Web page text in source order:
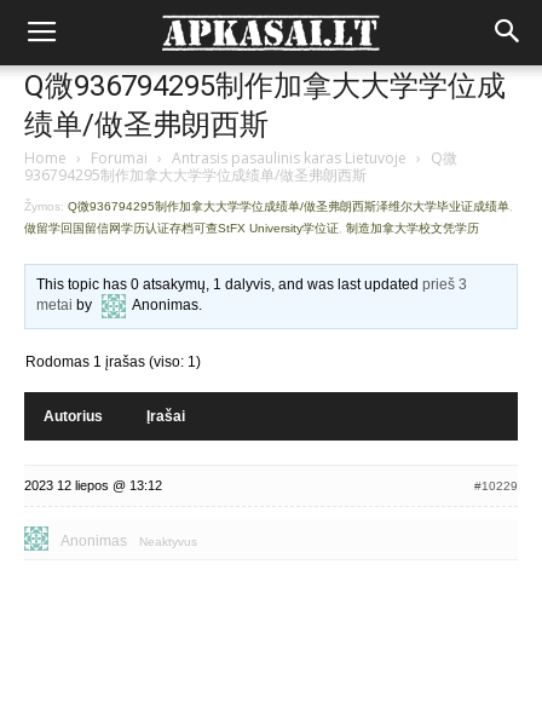
Q微936794295制作加拿大大学学位成
绩单/做圣弗朗西斯
Home › Forumai › Antrasis pasaulinis karas Lietuvoje › Q微
936794295制作加拿大大学学位成绩单/做圣弗朗西斯
Žymos: Q微936794295制作加拿大大学学位成绩单/做圣弗朗西斯泽维尔大学毕业证成绩单
做留学回国留信网学历认证存档可查StFX University学位证 制造加拿大学校文凭学历
This topic has 0 atsakymų, 1 dalyvis, and was last updatedprieš 3
metai by Anonimas.
Rodomas 1 įrašas (viso: 1)
Autorius Įrašai
2023 12 liepos @ 13:12 #10229
Anonimas Neaktyvus